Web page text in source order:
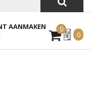
AANMAKEN
0Mijn
Offerte
0